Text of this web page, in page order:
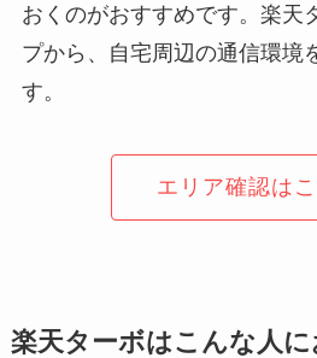
おくのがおすすめです。楽天
プから、自宅周辺の通信環境
す。
エリア確認は
楽天ターボはこんな人に